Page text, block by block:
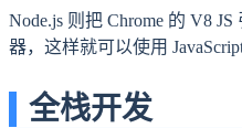
Node.js 则把 Chrome 的 V8
器，这样就可以使用
全栈开发